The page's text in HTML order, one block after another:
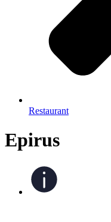
Restaurant
Epirus